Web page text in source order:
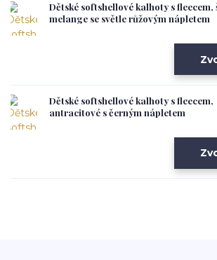
Dětské softshellové kalhoty s fleecem,
melange se světle růžovým nápletem
Dětské softshellové kalhoty s fleecem,
antracitové s černým nápletem